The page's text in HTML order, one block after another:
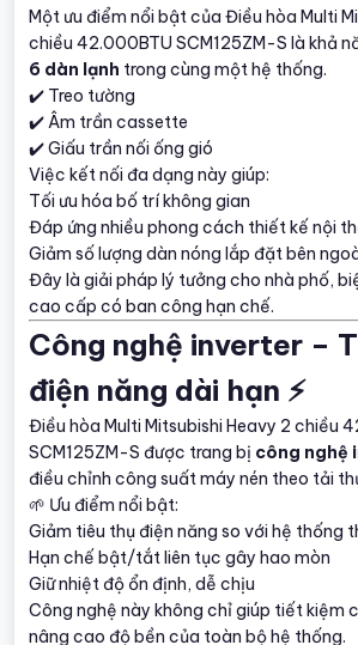
Một ưu điểm nổi bật của Điều hòa Multi
chiều 42.000BTU SCM125ZM-S là khả
6 dàn lạnh trong cùng một hệ thống.
✔️ Treo tường
✔️ Âm trần cassette
✔️ Giấu trần nối ống gió
Việc kết nối đa dạng này giúp:
Tối ưu hóa bố trí không gian
Đáp ứng nhiều phong cách thiết kế nội
Giảm số lượng dàn nóng lắp đặt bên
Đây là giải pháp lý tưởng cho nhà phố,
cao cấp có ban công hạn chế.
Công nghệ inverter –
điện năng dài hạn ⚡
Điều hòa Multi Mitsubishi Heavy 2 chiều
SCM125ZM-S được trang bị công nghệ
điều chỉnh công suất máy nén theo tải
🌱 Ưu điểm nổi bật:
Giảm tiêu thụ điện năng so với hệ thống
Hạn chế bật/tắt liên tục gây hao mòn
Giữ nhiệt độ ổn định, dễ chịu
Công nghệ này không chỉ giúp tiết kiệm
nâng cao độ bền của toàn bộ hệ thống.